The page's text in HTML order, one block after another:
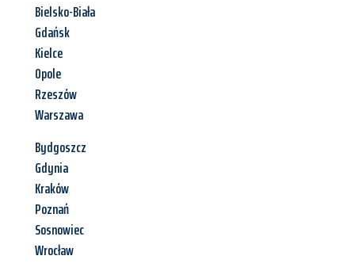
Bielsko-Biała
Gdańsk
Kielce
Opole
Rzeszów
Warszawa
Bydgoszcz
Gdynia
Kraków
Poznań
Sosnowiec
Wrocław